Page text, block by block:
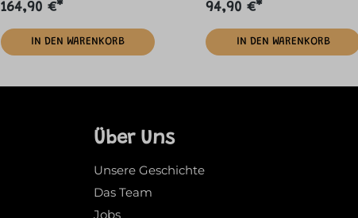
164,90 €*
IN DEN WARENKORB
94,90 €*
IN DEN WARENKORB
Über Uns
Unsere Geschichte
Das Team
Jobs